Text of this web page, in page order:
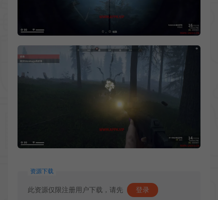
资源下载
此资源仅限注册用户下载，请先 登录